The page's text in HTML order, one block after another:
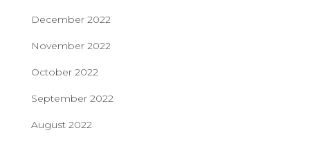
December 2022
November 2022
October 2022
September 2022
August 2022